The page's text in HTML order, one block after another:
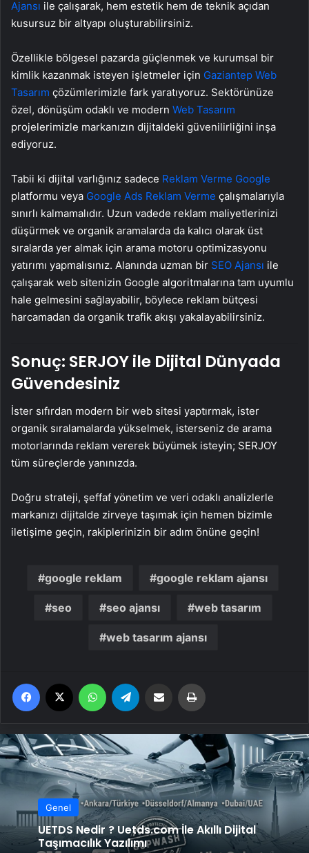
Ajansı ile çalışarak, hem estetik hem de teknik açıdan
kusursuz bir altyapı oluşturabilirsiniz.
Özellikle bölgesel pazarda güçlenmek ve kurumsal bir
kimlik kazanmak isteyen işletmeler için Gaziantep Web
Tasarım çözümlerimizle fark yaratıyoruz. Sektörünüze
özel, dönüşüm odaklı ve modern Web Tasarım
projelerimizle markanızın dijitaldeki güvenilirliğini inşa
ediyoruz.
Tabii ki dijital varlığınız sadece Reklam Verme Google
platformu veya Google Ads Reklam Verme çalışmalarıyla
sınırlı kalmamalıdır. Uzun vadede reklam maliyetlerinizi
düşürmek ve organik aramalarda da kalıcı olarak üst
sıralarda yer almak için arama motoru optimizasyonu
yatırımı yapmalısınız. Alanında uzman bir SEO Ajansı ile
çalışarak web sitenizin Google algoritmalarına tam uyumlu
hale gelmesini sağlayabilir, böylece reklam bütçesi
harcamadan da organik trafik akışı yakalayabilirsiniz.
Sonuç: SERJOY ile Dijital Dünyada
Güvendesiniz
İster sıfırdan modern bir web sitesi yaptırmak, ister
organik sıralamalarda yükselmek, isterseniz de arama
motorlarında reklam vererek büyümek isteyin; SERJOY
tüm süreçlerde yanınızda.
Doğru strateji, şeffaf yönetim ve veri odaklı analizlerle
markanızı dijitalde zirveye taşımak için hemen bizimle
iletişime geçin, rakiplerinizin bir adım önüne geçin!
google reklam google reklam ajansı
seo seo ajansı web tasarım
web tasarım ajansı
Facebook WhatsApp Email'den paylaş
Genel
UETDS Nedir ? Uetds.com İle Akıllı Dijital
Taşımacılık Yazılımı